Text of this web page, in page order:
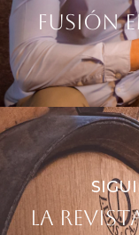
fusión
La